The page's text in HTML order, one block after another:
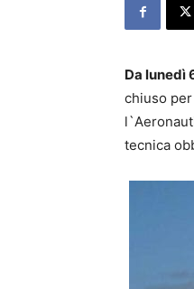
Da lunedì
chiuso
tecnica